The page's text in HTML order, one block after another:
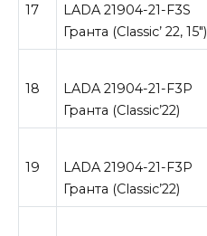
17
LADA 21904-21-F3S
Гранта (Сlassic’ 22, 15″)
18
LADA 21904-21-F3P
Гранта (Classic’22)
19
LADA 21904-21-F3P
Гранта (Classic’22)